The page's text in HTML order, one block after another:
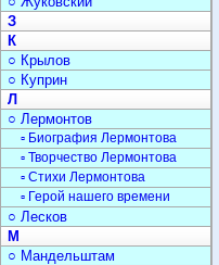
З
К
○ Крылов
○ Куприн
Л
○ Лермонтов
▫ Биография Лермонтова
▫ Творчество Лермонтова
▫ Стихи Лермонтова
▫ Герой нашего времени
○ Лесков
М
○ Мандельштам